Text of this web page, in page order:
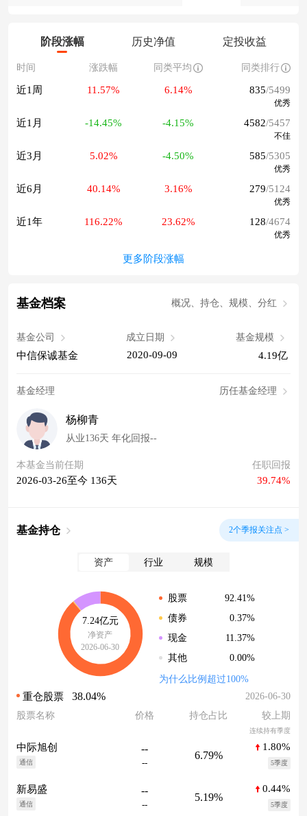
阶段涨幅 历史净值 定投收益
时间 涨跌幅 同类平均 同类排行
近1周 11.57% 6.14% 835/5499
优秀
近1月 -14.45% -4.15% 4582/5457
不佳
近3月 5.02% -4.50% 585/5305
优秀
近6月 40.14% 3.16% 279/5124
优秀
近1年 116.22% 23.62% 128/4674
优秀
更多阶段涨幅
基金档案 概况、持仓、规模、分红
基金公司
中信保诚基金
成立日期
2020-09-09
基金规模
4.19亿
基金经理 历任基金经理
杨柳青
从业136天 年化回报--
本基金当前任期
2026-03-26至今 136天
任职回报
39.74%
基金持仓 2个季报关注点 >
资产 行业 规模
7.24亿元
净资产
2026-06-30
股票
92.41%
债券
0.37%
现金
11.37%
其他
0.00%
为什么比例超过100%
重仓股票 38.04%
2026-06-30
股票名称
价格 持仓占比 较上期
连续持有季度
中际旭创
通信
--
--
6.79%
1.80%
5季度
新易盛
通信
--
--
5.19%
0.44%
5季度